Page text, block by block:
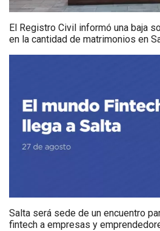
El Registro Civil informó una baja
en la cantidad de matrimonios en
Salta será sede de un encuentro
fintech a empresas y